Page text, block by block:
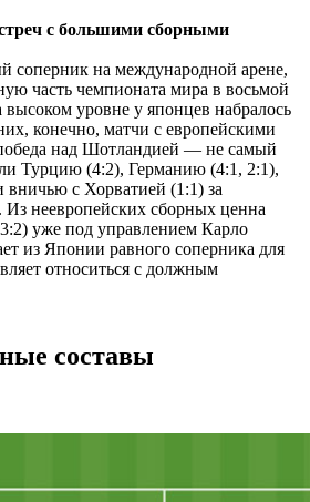
с большими сборными
на международной арене,
часть чемпионата мира в восьмой
высоком уровне у японцев набралось
конечно, матчи с европейскими
над Шотландией ― не самый
Турцию (4:2), Германию (4:1, 2:1),
с Хорватией (1:1) за
Из неевропейских сборных ценна
уже под управлением Карло
из Японии равного соперника для
относиться с должным
составы